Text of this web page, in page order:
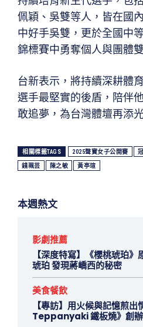
佩穎、吳雙等人，皆在國
中好手吳雙，更於全國中
錦標賽中勇奪個人與團體
台新表示，將持續深耕體
選手最堅實的後盾，陪伴
敢追夢，為台灣體壇再添
相關標籤TAGS 2025聲寶女子公開賽
錢珮芸 陳之敏 黃亭瑄
本週熱文
影劇推薦
【深度特寫】《櫻桃琥珀
琥珀 發現蔣嶠西的秘密
美食餐飲
【專訪】用火候與記憶煎
Teppanyaki 鐵板燒》創辦